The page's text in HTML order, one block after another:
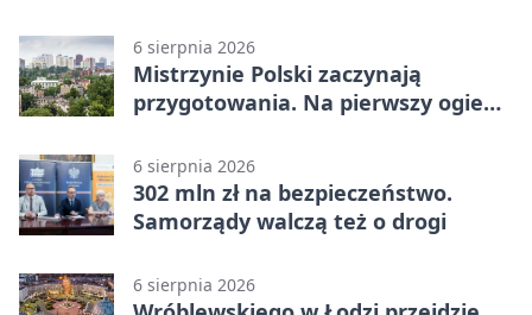
6 sierpnia 2026
Mistrzynie Polski zaczynają
przygotowania. Na pierwszy ogień
6 sierpnia 2026
302 mln zł na bezpieczeństwo.
Samorządy walczą też o drogi
6 sierpnia 2026